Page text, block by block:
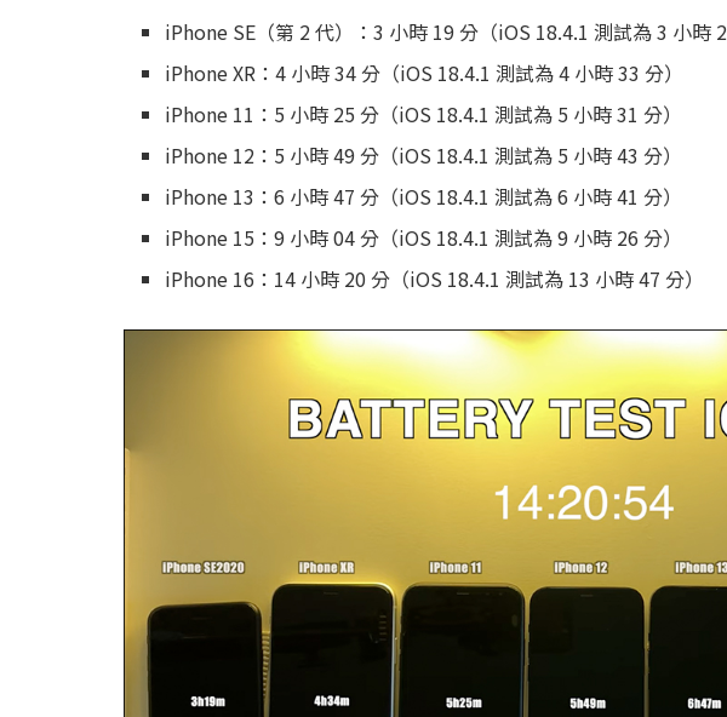
iPhone SE（第 2 代）：3 小時 19 分（iOS 18.4.1 測試為 3 小時
iPhone XR：4 小時 34 分（iOS 18.4.1 測試為 4 小時 33 分）
iPhone 11：5 小時 25 分（iOS 18.4.1 測試為 5 小時 31 分）
iPhone 12：5 小時 49 分（iOS 18.4.1 測試為 5 小時 43 分）
iPhone 13：6 小時 47 分（iOS 18.4.1 測試為 6 小時 41 分）
iPhone 15：9 小時 04 分（iOS 18.4.1 測試為 9 小時 26 分）
iPhone 16：14 小時 20 分（iOS 18.4.1 測試為 13 小時 47 分）